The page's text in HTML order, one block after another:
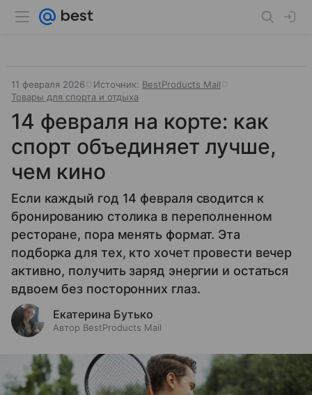
11 февраля 2026 Источник: BestProducts Mail
Товары для спорта и отдыха
14 февраля на корте: как
спорт объединяет лучше,
чем кино
Если каждый год 14 февраля сводится к
бронированию столика в переполненном
ресторане, пора менять формат. Эта
подборка для тех, кто хочет провести вечер
активно, получить заряд энергии и остаться
вдвоем без посторонних глаз.
Екатерина Бутько
Автор BestProducts Mail